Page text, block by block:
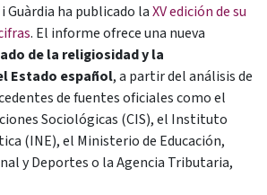
Guàrdia ha publicado laXV edición de su
. El informe ofrece una nueva
de la religiosidad y la
Estado español, a partir del análisis de
de fuentes oficiales como el
Sociológicas (CIS), el Instituto
(INE), el Ministerio de Educación,
y Deportes o la Agencia Tributaria,